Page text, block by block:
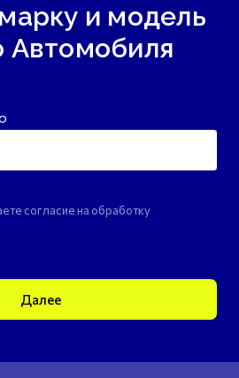
и модель
Автомобиля
согласие на обработку
Далее